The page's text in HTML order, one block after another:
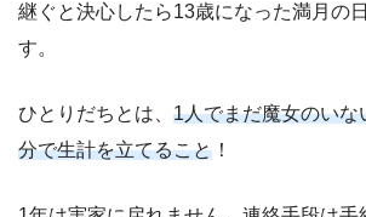
継ぐと決心したら13歳になった満月の
す。
ひとりだちとは、 1人でまだ魔女のいな
分で生計を立てること ！